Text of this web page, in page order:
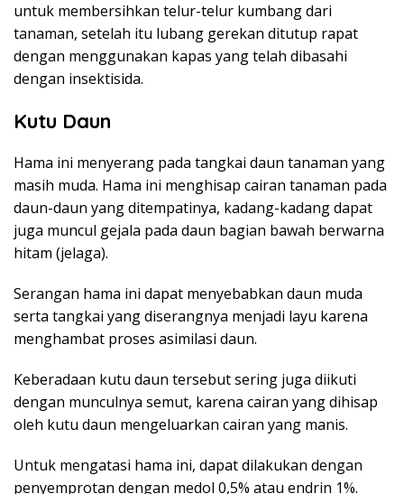
untuk membersihkan telur-telur kumbang dari
tanaman, setelah itu lubang gerekan ditutup rapat
dengan menggunakan kapas yang telah dibasahi
dengan insektisida.
Kutu Daun
Hama ini menyerang pada tangkai daun tanaman yang
masih muda. Hama ini menghisap cairan tanaman pada
daun-daun yang ditempatinya, kadang-kadang dapat
juga muncul gejala pada daun bagian bawah berwarna
hitam (jelaga).
Serangan hama ini dapat menyebabkan daun muda
serta tangkai yang diserangnya menjadi layu karena
menghambat proses asimilasi daun.
Keberadaan kutu daun tersebut sering juga diikuti
dengan munculnya semut, karena cairan yang dihisap
oleh kutu daun mengeluarkan cairan yang manis.
Untuk mengatasi hama ini, dapat dilakukan dengan
penyemprotan dengan medol 0,5% atau endrin 1%.